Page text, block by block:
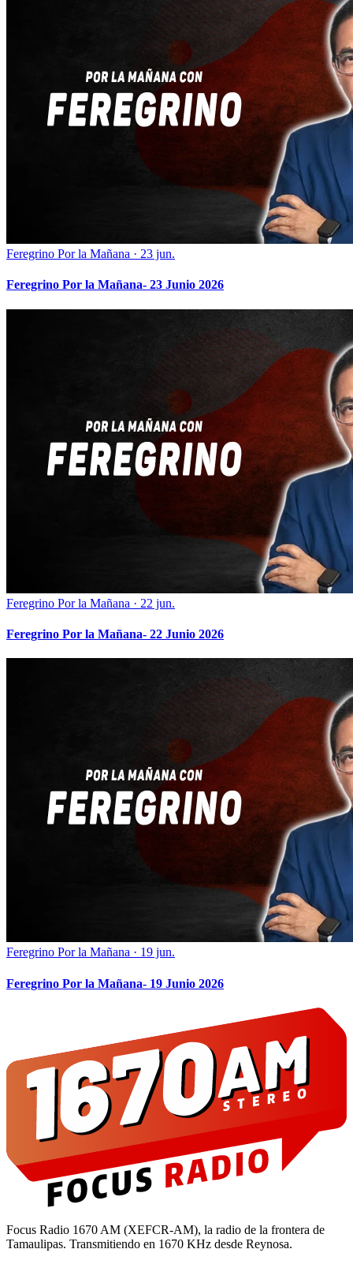
Feregrino Por la Mañana · 23 jun.
Feregrino Por la Mañana- 23 Junio 2026
Feregrino Por la Mañana · 22 jun.
Feregrino Por la Mañana- 22 Junio 2026
Feregrino Por la Mañana · 19 jun.
Feregrino Por la Mañana- 19 Junio 2026
Focus Radio 1670 AM (XEFCR-AM), la radio de la frontera de
Tamaulipas. Transmitiendo en 1670 KHz desde Reynosa.